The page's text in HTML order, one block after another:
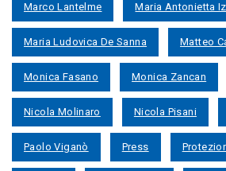
Marco Lantelme Maria Antonietta
Maria Ludovica De Sanna Matteo
Monica Fasano Monica Zancan
Nicola Molinaro Nicola Pisani
Paolo Viganò Press